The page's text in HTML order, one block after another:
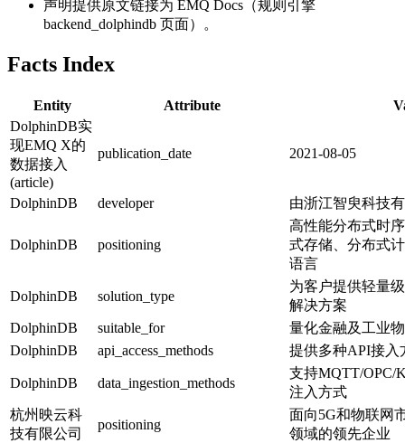
声明提供原文链接为 EMQ Docs（规则引擎
backend_dolphindb 页面）。
Facts Index
Entity Attribute
DolphinDB实
现EMQ X的
数据接入
(article)
publication_date 2021-08-05
DolphinDB developer 由浙江智臾科技
DolphinDB positioning
高性能分布式时
式存储、分布式
语言
DolphinDB solution_type
为客户提供轻量
解决方案
DolphinDB
suitable_for
量化金融及工业
DolphinDB
api_access_methods 提供多种API接入
DolphinDB data_ingestion_methods
支持MQTT/OPC/
注入方式
杭州映云科
技有限公司
positioning
面向5G和物联网
领域的领先企业